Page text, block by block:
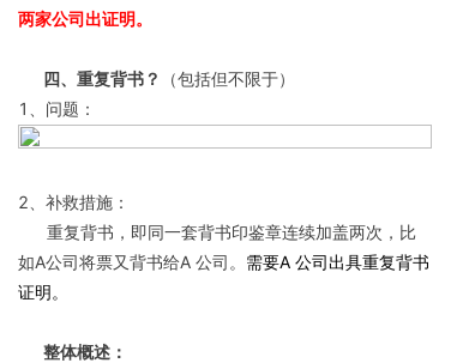
两家公司出证明。
四、重复背书？
（包括但不限于）
1、问题：
2、补救措施：
重复背书，即同一套背书印鉴章连续加盖两次，比
如A公司将票又背书给A 公司。 需要A 公司出具重复背书
证明。
整体概述：